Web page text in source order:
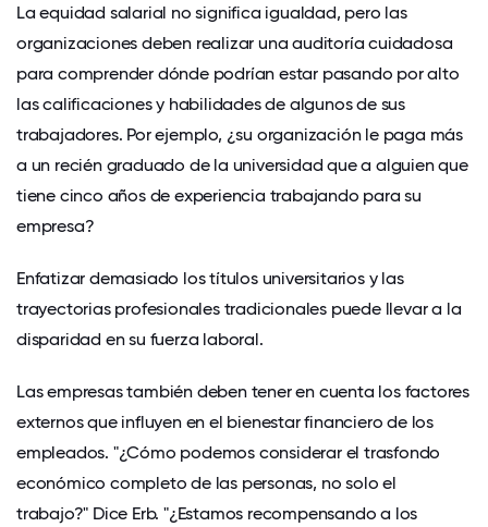
La equidad salarial no significa igualdad, pero las
organizaciones deben realizar una auditoría cuidadosa
para comprender dónde podrían estar pasando por alto
las calificaciones y habilidades de algunos de sus
trabajadores. Por ejemplo, ¿su organización le paga más
a un recién graduado de la universidad que a alguien que
tiene cinco años de experiencia trabajando para su
empresa?
Enfatizar demasiado los títulos universitarios y las
trayectorias profesionales tradicionales puede llevar a la
disparidad en su fuerza laboral.
Las empresas también deben tener en cuenta los factores
externos que influyen en el bienestar financiero de los
empleados. "¿Cómo podemos considerar el trasfondo
económico completo de las personas, no solo el
trabajo?" Dice Erb. "¿Estamos recompensando a los